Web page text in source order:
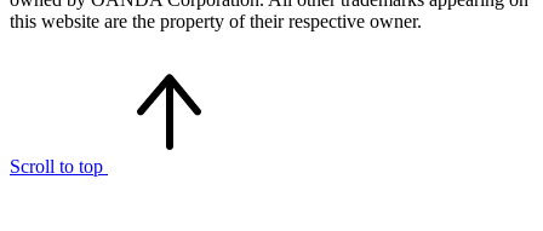
this website are the property of their respective owner.
Scroll to top